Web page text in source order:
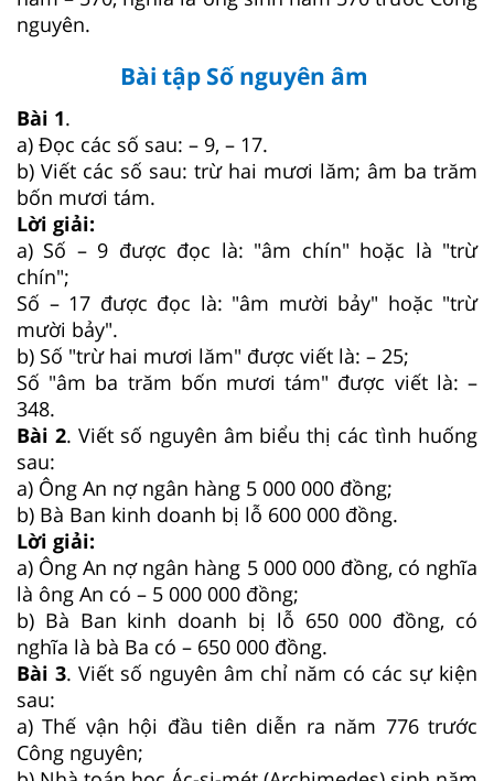
nguyên.
Bài tập Số nguyên âm
Bài 1.
a) Đọc các số sau: – 9, – 17.
b) Viết các số sau: trừ hai mươi lăm; âm ba trăm
bốn mươi tám.
Lời giải:
a) Số – 9 được đọc là: "âm chín" hoặc là "trừ
chín";
Số – 17 được đọc là: "âm mười bảy" hoặc "trừ
mười bảy".
b) Số "trừ hai mươi lăm" được viết là: – 25;
Số "âm ba trăm bốn mươi tám" được viết là: –
348.
Bài 2. Viết số nguyên âm biểu thị các tình huống
sau:
a) Ông An nợ ngân hàng 5 000 000 đồng;
b) Bà Ban kinh doanh bị lỗ 600 000 đồng.
Lời giải:
a) Ông An nợ ngân hàng 5 000 000 đồng, có nghĩa
là ông An có – 5 000 000 đồng;
b) Bà Ban kinh doanh bị lỗ 650 000 đồng, có
nghĩa là bà Ba có – 650 000 đồng.
Bài 3. Viết số nguyên âm chỉ năm có các sự kiện
sau:
a) Thế vận hội đầu tiên diễn ra năm 776 trước
Công nguyên;